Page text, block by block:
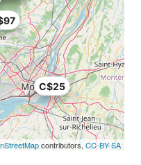
C$25
contributors,CC-BY-SA